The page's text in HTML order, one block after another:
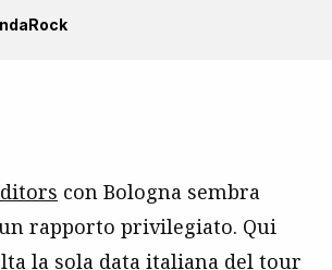
con Bologna sembra
rapporto privilegiato. Qui
la sola data italiana del tour